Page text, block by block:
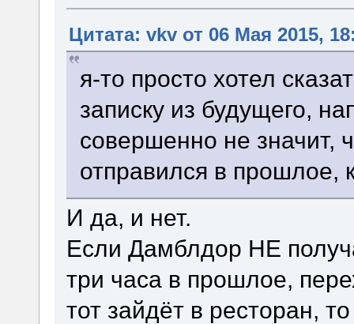
Цитата: vkv от 06 Мая 2015,
я-то просто хотел
записку из будущего,
совершенно не значит,
отправился в прошлое,
И да, и нет.
Если Дамблдор НЕ
три часа в прошлое,
тот зайдёт в ресторан,